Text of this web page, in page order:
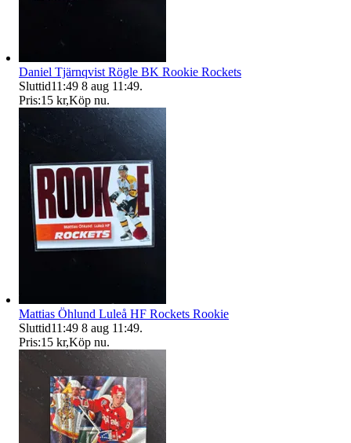
Daniel Tjärnqvist Rögle BK Rookie Rockets
Sluttid11:49 8 aug 11:49.
Pris:15 kr,Köp nu.
Mattias Öhlund Luleå HF Rockets Rookie
Sluttid11:49 8 aug 11:49.
Pris:15 kr,Köp nu.